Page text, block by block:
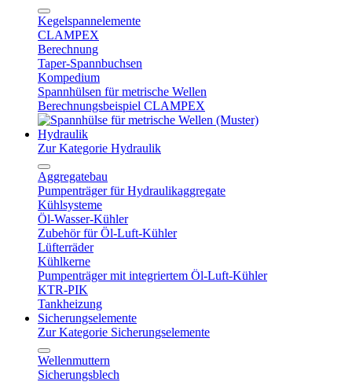
Kegelspannelemente
CLAMPEX
Berechnung
Taper-Spannbuchsen
Kompedium
Spannhülsen für metrische Wellen
Berechnungsbeispiel CLAMPEX
Hydraulik
Zur Kategorie Hydraulik
Aggregatebau
Pumpenträger für Hydraulikaggregate
Kühlsysteme
Öl-Wasser-Kühler
Zubehör für Öl-Luft-Kühler
Lüfterräder
Kühlkerne
Pumpenträger mit integriertem Öl-Luft-Kühler
KTR-PIK
Tankheizung
Sicherungselemente
Zur Kategorie Sicherungselemente
Wellenmuttern
Sicherungsblech